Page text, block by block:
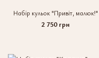
Набір кульок "Привіт, малюк!"
2 750 грн